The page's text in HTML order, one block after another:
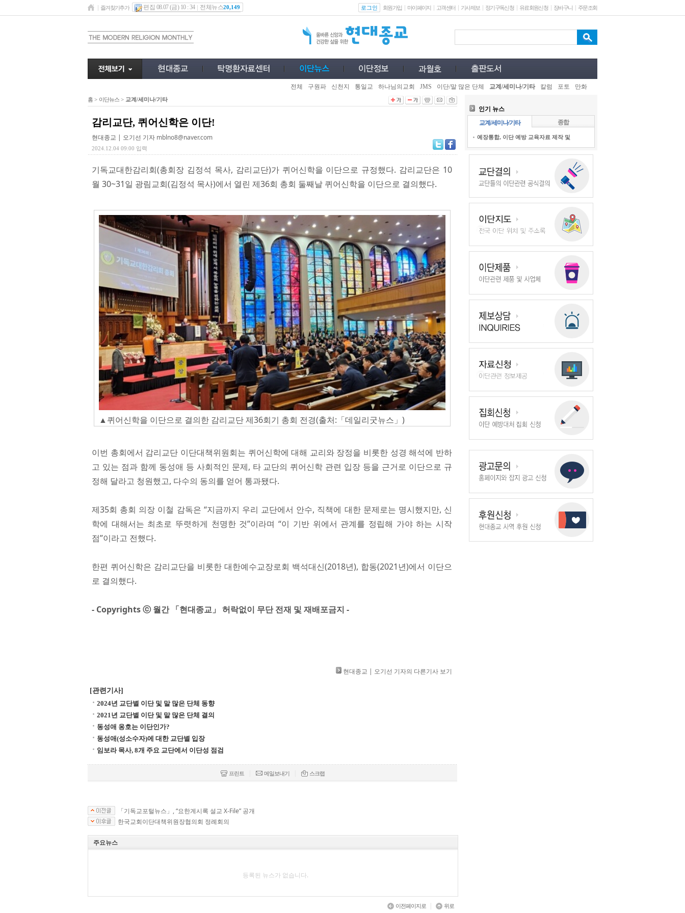
즐겨찾기추가 편집 08.07 (금) 10 : 34 전체뉴스20,149 로그인 회원가입 마이페이지 고객센터 기사제보 정기구독신청 유료회원신청 장바구니 주문조회
전체 구원파 신천지 통일교 하나님의교회 JMS 이단/말 많은 단체 교계/세미나/기타 칼럼 포토 만화
홈 > 이단뉴스 > 교계/세미나/기타
감리교단, 퀴어신학은 이단!
현대종교 | 오기선 기자 mblno8@naver.com
2024.12.04 09:00 입력
기독교대한감리회(총회장 김정석 목사, 감리교단)가 퀴어신학을 이단으로 규정했다. 감리교단은 10
월 30~31일 광림교회(김정석 목사)에서 열린 제36회 총회 둘째날 퀴어신학을 이단으로 결의했다.
▲퀴어신학을 이단으로 결의한 감리교단 제36회기 총회 전경(출처:「데일리굿뉴스」)
이번 총회에서 감리교단 이단대책위원회는 퀴어신학에 대해 교리와 장정을 비롯한 성경 해석에 반하
고 있는 점과 함께 동성애 등 사회적인 문제, 타 교단의 퀴어신학 관련 입장 등을 근거로 이단으로 규
정해 달라고 청원했고, 다수의 동의를 얻어 통과됐다.
제35회 총회 의장 이철 감독은 “지금까지 우리 교단에서 안수, 직책에 대한 문제로는 명시했지만, 신
학에 대해서는 최초로 뚜렷하게 천명한 것”이라며 “이 기반 위에서 관계를 정립해 가야 하는 시작
점”이라고 전했다.
한편 퀴어신학은 감리교단을 비롯한 대한예수교장로회 백석대신(2018년), 합동(2021년)에서 이단으
로 결의했다.
- Copyrights ⓒ 월간 「현대종교」 허락없이 무단 전재 및 재배포금지 -​​​ ​
현대종교 | 오기선 기자의 다른기사 보기
[관련기사]
2024년 교단별 이단 및 말 많은 단체 동향
2021년 교단별 이단 및 말 많은 단체 결의
동성애 옹호는 이단인가?
동성애(성소수자)에 대한 교단별 입장
임보라 목사, 8개 주요 교단에서 이단성 점검
프린트 메일보내기 스크랩
「기독교포털뉴스」, “요한계시록 설교 X-File” 공개
한국교회이단대책위원장협의회 정례회의
주요뉴스
등록된 뉴스가 없습니다.
이전페이지로 | 위로
인기 뉴스
교계/세미나/기타
종합
예장통합, 이단 예방 교육자료 제작 및